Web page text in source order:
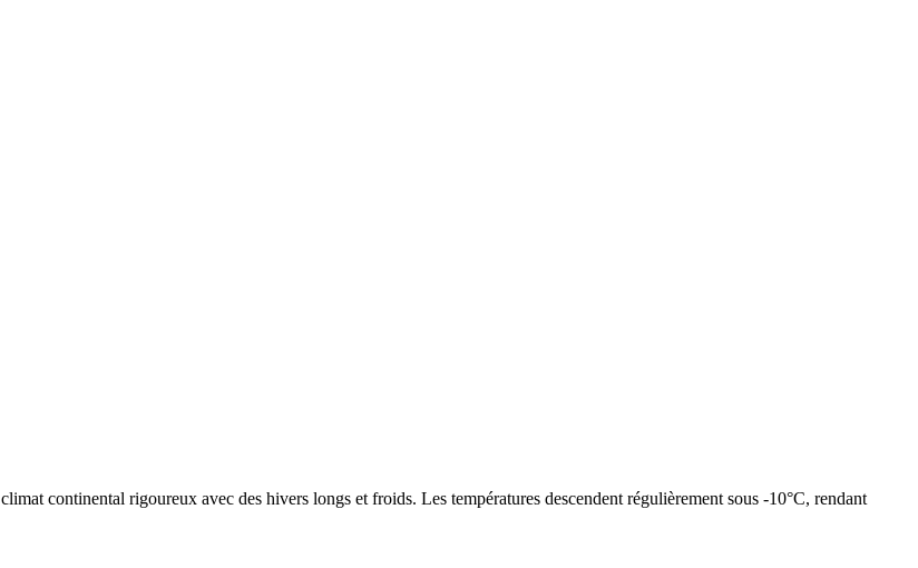
climat continental rigoureux avec des hivers longs et froids. Les températures descendent régulièrement sous -10°C, rendant